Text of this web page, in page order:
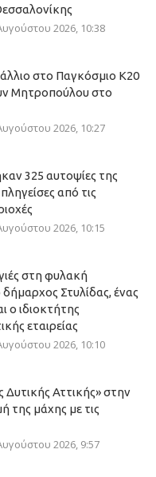
2026, 10:38
στο Παγκόσμιο Κ20
Μητροπούλου στο
2026, 10:27
325 αυτοψίες της
από τις
2026, 10:15
στη φυλακή
Στυλίδας, ένας
ο ιδιοκτήτης
εταιρείας
2026, 10:10
Δυτικής Αττικής» στην
της μάχης με τις
2026, 9:57